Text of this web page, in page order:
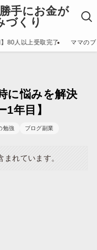
手にお金が
づくり
80人以上受取完了 ママの
に悩みを解決
年目】
勉強 ブログ副業
れています。